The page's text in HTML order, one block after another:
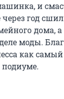
и
через год
дома, а
моды.
как